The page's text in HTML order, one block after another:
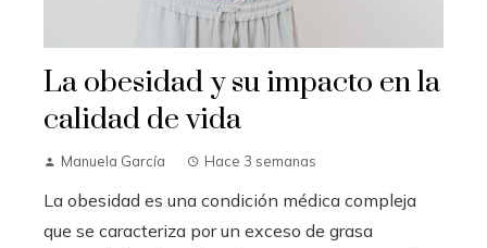
La obesidad y su impacto en la
calidad de vida
Manuela García Hace 3 semanas
La obesidad es una condición médica compleja
que se caracteriza por un exceso de grasa